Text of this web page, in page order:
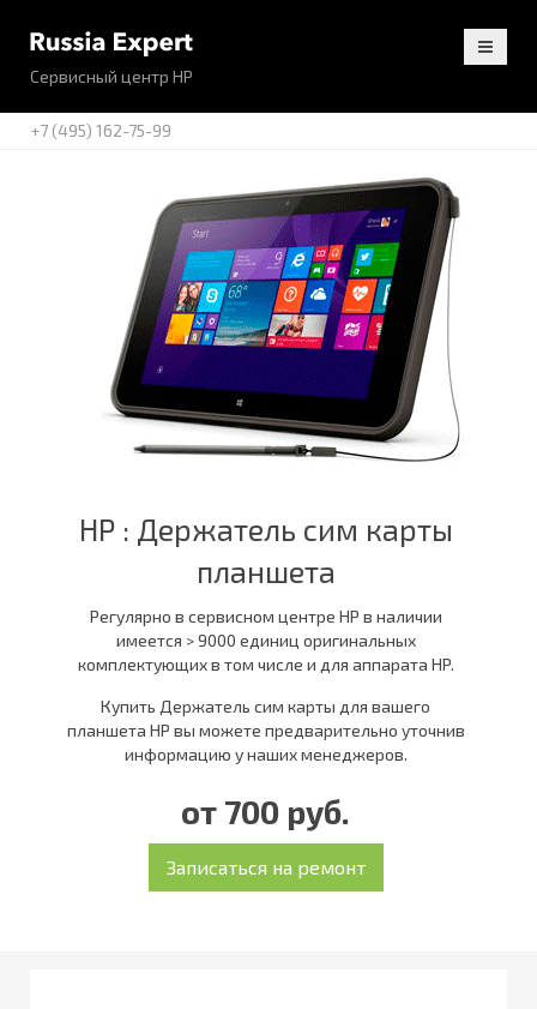
Сервисный центр HP
+7 (495) 162-75-99
HP : Держатель сим карты
планшета
Регулярно в сервисном центре НР в наличии
имеется > 9000 единиц оригинальных
комплектующих в том числе и для аппарата HP.
Купить Держатель сим карты для вашего
планшета HP вы можете предварительно уточнив
информацию у наших менеджеров.
от 700 руб.